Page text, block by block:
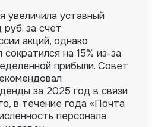
увеличила уставный
за счет
акций, однако
на 15% из-за
прибыли. Совет
за 2025 год в связи
в течение года «Почта
персонала